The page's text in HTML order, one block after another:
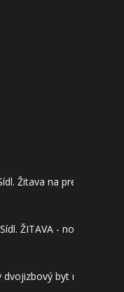
Žitava na predaj - prvé
ŽITAVA - novostavba
byt na